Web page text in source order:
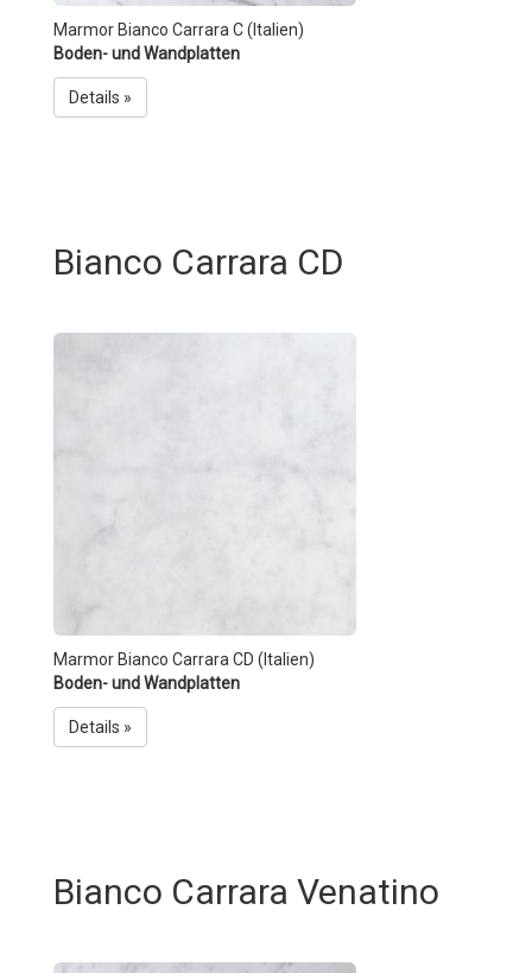
Marmor Bianco Carrara C (Italien)
Boden- und Wandplatten
Details »
Bianco Carrara CD
Marmor Bianco Carrara CD (Italien)
Boden- und Wandplatten
Details »
Bianco Carrara Venatino